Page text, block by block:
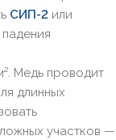
СИП-2 или
Медь проводит
длинных
участков —